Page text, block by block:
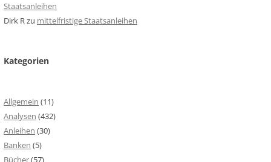
Staatsanleihen
Dirk Rzu mittelfristige Staatsanleihen
Kategorien
Allgemein (11)
Analysen (432)
Anleihen (30)
Banken (5)
Bücher(57)